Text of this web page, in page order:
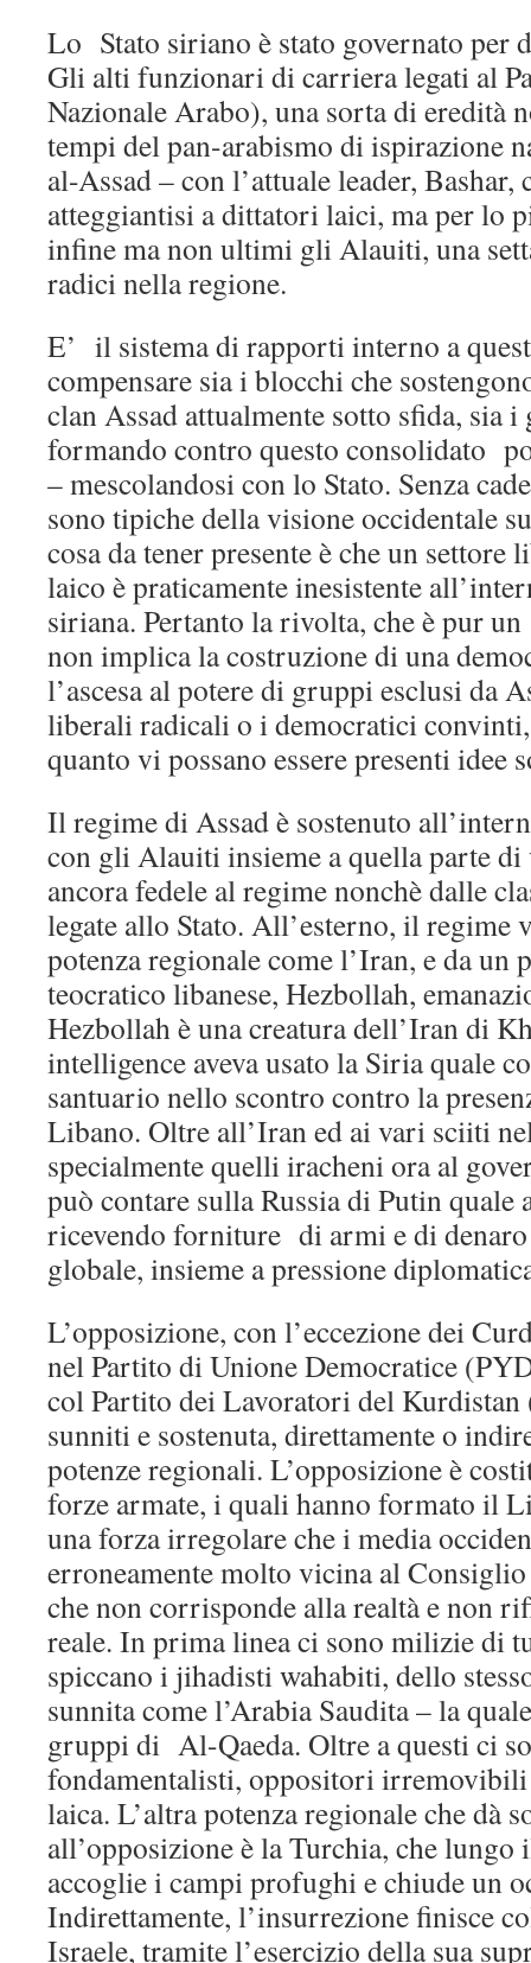
Lo Stato siriano è stato governato per
Gli alti funzionari di carriera legati al
Nazionale Arabo), una sorta di eredità
tempi del pan-arabismo di ispirazione
al-Assad – con l’attuale leader, Bashar,
atteggiantisi a dittatori laici, ma per lo
infine ma non ultimi gli Alauiti, una
radici nella regione.
E’ il sistema di rapporti interno a
compensare sia i blocchi che
clan Assad attualmente sotto sfida, sia
formando contro questo consolidato
– mescolandosi con lo Stato. Senza
sono tipiche della visione occidentale
cosa da tener presente è che un settore
laico è praticamente inesistente
siriana. Pertanto la rivolta, che è pur
non implica la costruzione di una
l’ascesa al potere di gruppi esclusi da
liberali radicali o i democratici
quanto vi possano essere presenti idee
Il regime di Assad è sostenuto
con gli Alauiti insieme a quella parte di
ancora fedele al regime nonchè dalle
legate allo Stato. All’esterno, il regime
potenza regionale come l’Iran, e da un
teocratico libanese, Hezbollah,
Hezbollah è una creatura dell’Iran di
intelligence aveva usato la Siria quale
santuario nello scontro contro la
Libano. Oltre all’Iran ed ai vari sciiti
specialmente quelli iracheni ora al
può contare sulla Russia di Putin quale
ricevendo forniture di armi e di denaro
globale, insieme a pressione
L’opposizione, con l’eccezione dei
nel Partito di Unione Democratice
col Partito dei Lavoratori del
sunniti e sostenuta, direttamente o
potenze regionali. L’opposizione è
forze armate, i quali hanno formato il
una forza irregolare che i media
erroneamente molto vicina al
che non corrisponde alla realtà e non
reale. In prima linea ci sono milizie di
spiccano i jihadisti wahabiti, dello
sunnita come l’Arabia Saudita – la
gruppi di Al-Qaeda. Oltre a questi ci
fondamentalisti, oppositori
laica. L’altra potenza regionale che dà
all’opposizione è la Turchia, che
accoglie i campi profughi e chiude un
Indirettamente, l’insurrezione finisce
Israele, tramite l’esercizio della sua